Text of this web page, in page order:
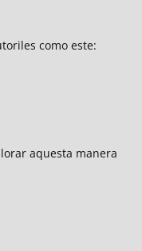
como este:
aquesta manera